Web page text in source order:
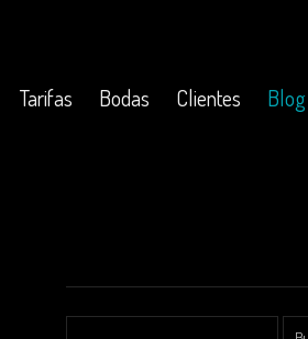
Tarifas Bodas Clientes Blog